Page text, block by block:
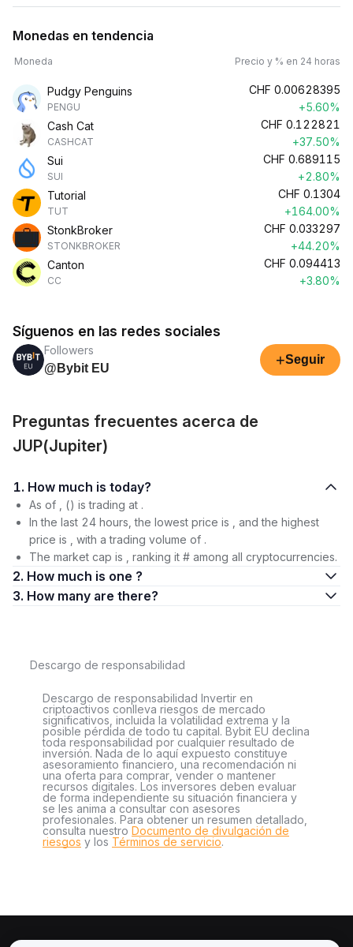
Monedas en tendencia
Moneda Precio y % en 24 horas
Pudgy Penguins
PENGU
CHF 0.00628395
+5.60%
Cash Cat
CASHCAT
CHF 0.122821
+37.50%
Sui
SUI
CHF 0.689115
+2.80%
Tutorial
TUT
CHF 0.1304
+164.00%
StonkBroker
STONKBROKER
CHF 0.033297
+44.20%
Canton
CC
CHF 0.094413
+3.80%
Síguenos en las redes sociales
Followers
@Bybit EU
+Seguir
Preguntas frecuentes acerca de
JUP(Jupiter)
1. How much is today?
As of , () is trading at .
In the last 24 hours, the lowest price is , and the highest
price is , with a trading volume of .
The market cap is , ranking it # among all cryptocurrencies.
2. How much is one ?
3. How many are there?
Descargo de responsabilidad
Descargo de responsabilidad Invertir en
criptoactivos conlleva riesgos de mercado
significativos, incluida la volatilidad extrema y la
posible pérdida de todo tu capital. Bybit EU declina
toda responsabilidad por cualquier resultado de
inversión. Nada de lo aquí expuesto constituye
asesoramiento financiero, una recomendación ni
una oferta para comprar, vender o mantener
recursos digitales. Los inversores deben evaluar
de forma independiente su situación financiera y
se les anima a consultar con asesores
profesionales. Para obtener un resumen detallado,
consulta nuestro Documento de divulgación de
riesgos y los Términos de servicio.